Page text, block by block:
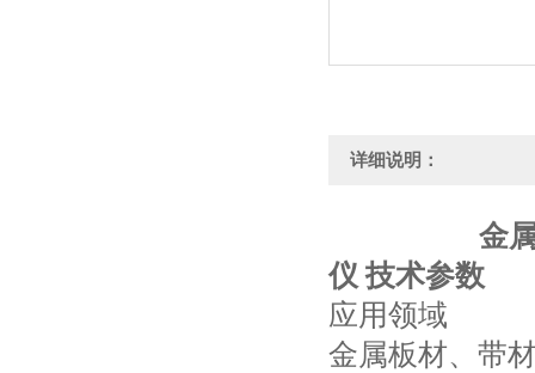
详细说明：
金
仪 技术参数
应用领域
金属板材、带